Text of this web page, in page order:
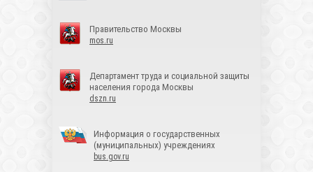
Правительство Москвы
mos.ru
Департамент труда и социальной защиты
населения города Москвы
dszn.ru
Информация о государственных
(муниципальных) учреждениях
bus.gov.ru